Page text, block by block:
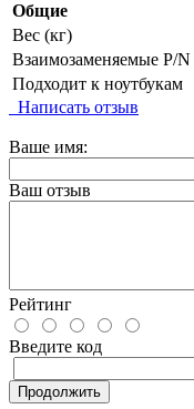
Общие
Вес (кг)
Взаимозаменяемые P/N
Подходит к ноутбукам
Написать отзыв
Ваше имя:
Ваш отзыв
Рейтинг
Введите код
Продолжить